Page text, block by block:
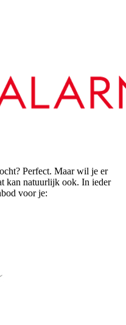
Perfect. Maar wil je er
kan natuurlijk ook. In ieder
voor je: